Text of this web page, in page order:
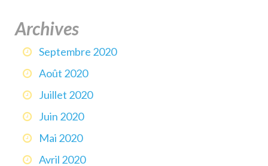
Archives
Septembre 2020
Août 2020
Juillet 2020
Juin 2020
Mai 2020
Avril 2020